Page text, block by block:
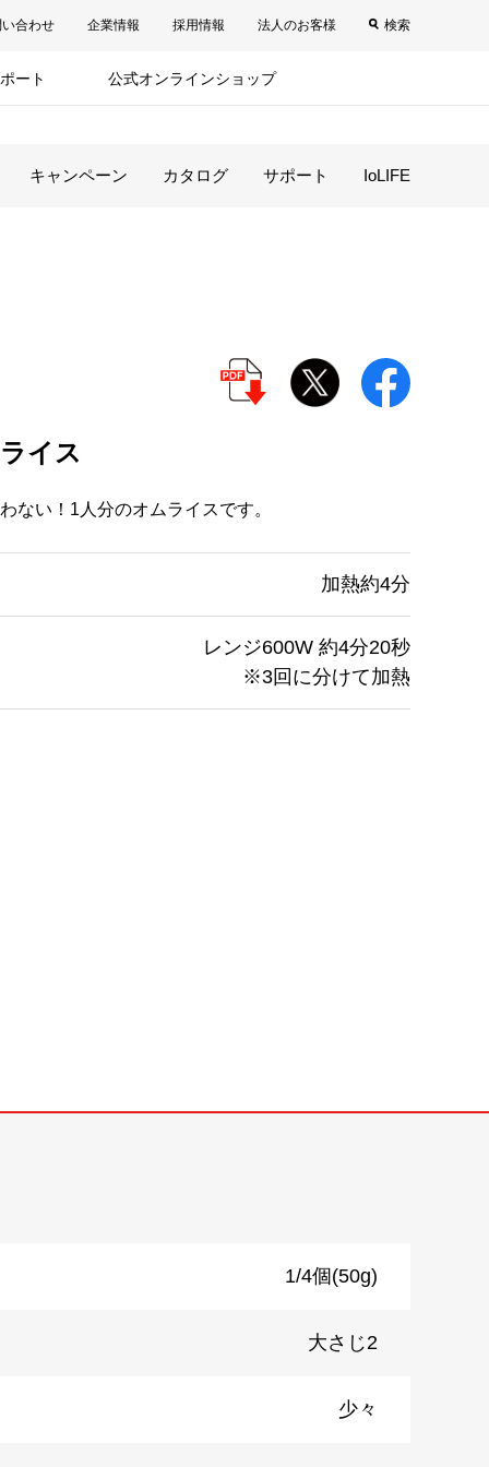
合わせ 企業情報 採用情報 法人のお客様 検索
ート 公式オンラインショップ
キャンペーン カタログ サポート IoLIFE
イス
ない！1人分のオムライスです。
加熱約4分
レンジ600W 約4分20秒
※3回に分けて加熱
1/4個(50g)
大さじ2
少々